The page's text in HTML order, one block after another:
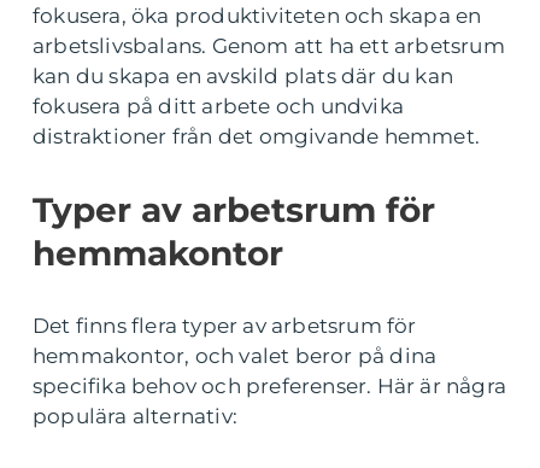
fokusera, öka produktiviteten och skapa en
arbetslivsbalans. Genom att ha ett arbetsrum
kan du skapa en avskild plats där du kan
fokusera på ditt arbete och undvika
distraktioner från det omgivande hemmet.
Typer av arbetsrum för
hemmakontor
Det finns flera typer av arbetsrum för
hemmakontor, och valet beror på dina
specifika behov och preferenser. Här är några
populära alternativ: